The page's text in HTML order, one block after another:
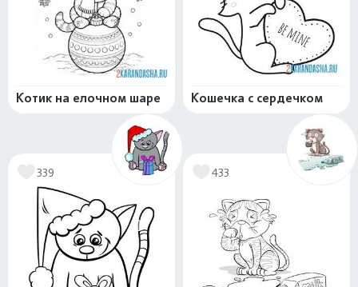
Котик на елочном шаре Кошечка с сердечком
339 433